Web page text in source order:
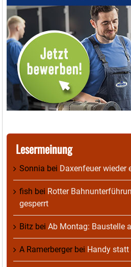
Lesermeinung
Sonnia bei Daxenfeuer wieder
fish bei Rotter
gesperrt
Bitz bei Ab Montag: Baustelle
A Ramerbergerbei Handy